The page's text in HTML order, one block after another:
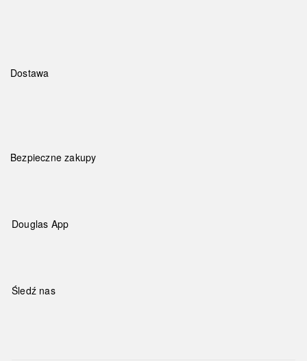
Dostawa
Bezpieczne zakupy
Douglas App
Śledź nas